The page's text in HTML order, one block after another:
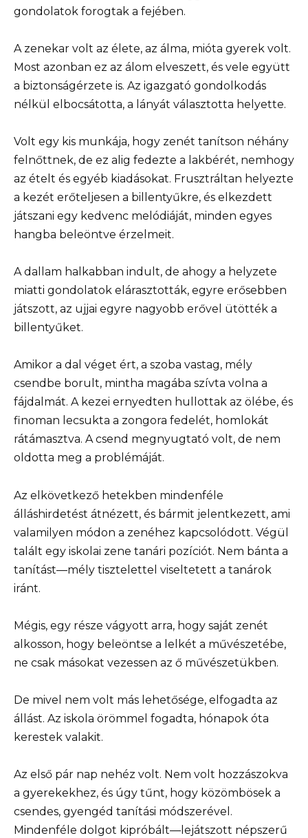
gondolatok forogtak a fejében.
A zenekar volt az élete, az álma, mióta gyerek volt.
Most azonban ez az álom elveszett, és vele együtt
a biztonságérzete is. Az igazgató gondolkodás
nélkül elbocsátotta, a lányát választotta helyette.
Volt egy kis munkája, hogy zenét tanítson néhány
felnőttnek, de ez alig fedezte a lakbérét, nemhogy
az ételt és egyéb kiadásokat. Frusztráltan helyezte
a kezét erőteljesen a billentyűkre, és elkezdett
játszani egy kedvenc melódiáját, minden egyes
hangba beleöntve érzelmeit.
A dallam halkabban indult, de ahogy a helyzete
miatti gondolatok elárasztották, egyre erősebben
játszott, az ujjai egyre nagyobb erővel ütötték a
billentyűket.
Amikor a dal véget ért, a szoba vastag, mély
csendbe borult, mintha magába szívta volna a
fájdalmát. A kezei ernyedten hullottak az ölébe, és
finoman lecsukta a zongora fedelét, homlokát
rátámasztva. A csend megnyugtató volt, de nem
oldotta meg a problémáját.
Az elkövetkező hetekben mindenféle
álláshirdetést átnézett, és bármit jelentkezett, ami
valamilyen módon a zenéhez kapcsolódott. Végül
talált egy iskolai zene tanári pozíciót. Nem bánta a
tanítást—mély tisztelettel viseltetett a tanárok
iránt.
Mégis, egy része vágyott arra, hogy saját zenét
alkosson, hogy beleöntse a lelkét a művészetébe,
ne csak másokat vezessen az ő művészetükben.
De mivel nem volt más lehetősége, elfogadta az
állást. Az iskola örömmel fogadta, hónapok óta
kerestek valakit.
Az első pár nap nehéz volt. Nem volt hozzászokva
a gyerekekhez, és úgy tűnt, hogy közömbösek a
csendes, gyengéd tanítási módszerével.
Mindenféle dolgot kipróbált—lejátszott népszerű